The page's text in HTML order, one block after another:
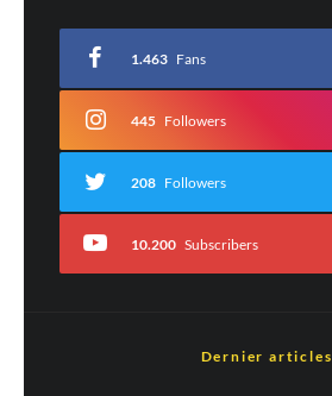
*
Commentaire*
1.463 Fans
445 Followers
208 Followers
10.200 Subscribers
Dernier articles